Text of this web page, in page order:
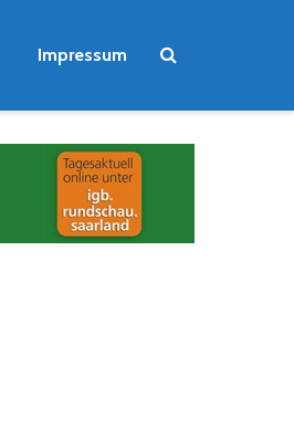
Impressum